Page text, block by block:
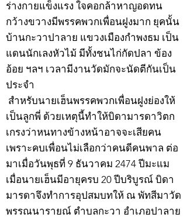
ร่างกายแข็งแรง ใจคอกล้าหาญอดทน
กว้างขวางมีพรรคพวกเพื่อนฝูงมาก ยุคนั้น
บ้านกะวาปาลาย แขวงเมืองกำพงธม เป็น
แดนนักเลงหัวไม้ มีทั้งชนไก่กัดปลา ข้อง
อ้อย ฯลฯ เวลามีงานวัดมักจะนัดตีกันเป็น
ประจำ
สำหรับนายเฮ็นพรรคพวกเพื่อนฝูงย่องให้
เป็นลูกพี่ ด้วยเหตุนี้ทำให้บิดามารดาวิตก
เกรงว่าหนทางข้างหน้าอาจจะเสียคน
เพราะคบเพื่อนไม่เลือกว่าคนดีคนพาล ต่อ
มาเมื่อวันพุธที่ 9 ธันวาคม 2474 ปีมะแม
เมื่อนายเฮ็นมีอายุครบ 20 ปีบริบูรณ์ บิดา
มารดาจึงทำการอุปสมบทให้ ณ พัทสีมาวัด
พรรณนารายณ์ ตำบลกะวา อำเภอปาลาย